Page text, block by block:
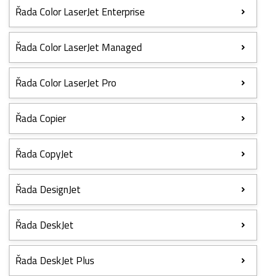
Řada Color LaserJet Enterprise
Řada Color LaserJet Managed
Řada Color LaserJet Pro
Řada Copier
Řada CopyJet
Řada DesignJet
Řada DeskJet
Řada DeskJet Plus